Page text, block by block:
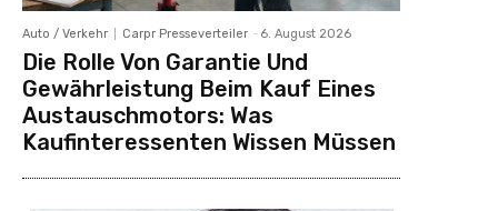
Auto / Verkehr Carpr Presseverteiler - 6. August 2026
Die Rolle Von Garantie Und
Gewährleistung Beim Kauf Eines
Austauschmotors: Was
Kaufinteressenten Wissen Müssen